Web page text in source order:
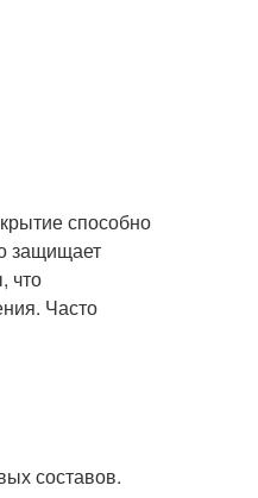
способно
защищает
что
Часто
составов.